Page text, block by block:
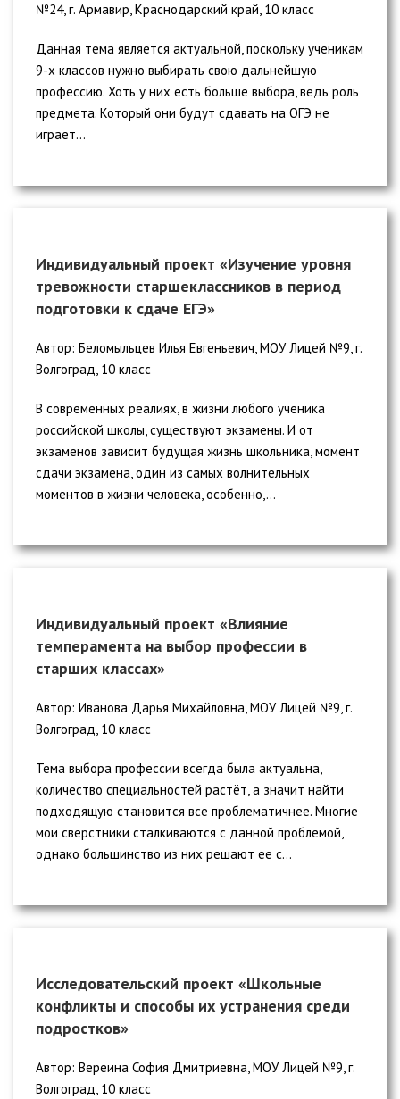
№24, г. Армавир, Краснодарский край, 10 класс
Данная тема является актуальной, поскольку ученикам
9-х классов нужно выбирать свою дальнейшую
профессию. Хоть у них есть больше выбора, ведь роль
предмета. Который они будут сдавать на ОГЭ не
играет...
Индивидуальный проект «Изучение уровня
тревожности старшеклассников в период
подготовки к сдаче ЕГЭ»
Автор: Беломыльцев Илья Евгеньевич, МОУ Лицей №9, г.
Волгоград, 10 класс
В современных реалиях, в жизни любого ученика
российской школы, существуют экзамены. И от
экзаменов зависит будущая жизнь школьника, момент
сдачи экзамена, один из самых волнительных
моментов в жизни человека, особенно,...
Индивидуальный проект «Влияние
темперамента на выбор профессии в
старших классах»
Автор: Иванова Дарья Михайловна, МОУ Лицей №9, г.
Волгоград, 10 класс
Тема выбора профессии всегда была актуальна,
количество специальностей растёт, а значит найти
подходящую становится все проблематичнее. Многие
мои сверстники сталкиваются с данной проблемой,
однако большинство из них решают ее с...
Исследовательский проект «Школьные
конфликты и способы их устранения среди
подростков»
Автор: Вереина София Дмитриевна, МОУ Лицей №9, г.
Волгоград, 10 класс